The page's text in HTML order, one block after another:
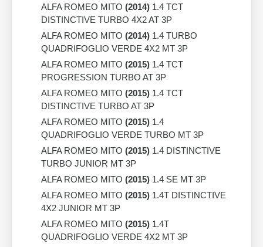
ALFA ROMEO MITO (2014) 1.4 TCT
DISTINCTIVE TURBO 4X2 AT 3P
ALFA ROMEO MITO (2014) 1.4 TURBO
QUADRIFOGLIO VERDE 4X2 MT 3P
ALFA ROMEO MITO (2015) 1.4 TCT
PROGRESSION TURBO AT 3P
ALFA ROMEO MITO (2015) 1.4 TCT
DISTINCTIVE TURBO AT 3P
ALFA ROMEO MITO (2015) 1.4
QUADRIFOGLIO VERDE TURBO MT 3P
ALFA ROMEO MITO (2015) 1.4 DISTINCTIVE
TURBO JUNIOR MT 3P
ALFA ROMEO MITO (2015) 1.4 SE MT 3P
ALFA ROMEO MITO (2015) 1.4T DISTINCTIVE
4X2 JUNIOR MT 3P
ALFA ROMEO MITO (2015) 1.4T
QUADRIFOGLIO VERDE 4X2 MT 3P